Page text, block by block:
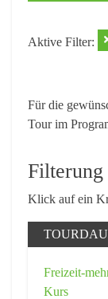
Aktive Filter:
Für die
Tour im
Filterung
Klick auf ein
Freizeit-
Kurs